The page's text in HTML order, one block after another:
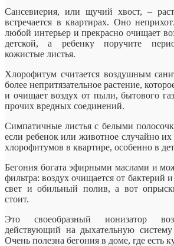
Сансевиерия, или щучий хвост, –
встречается в квартирах. Оно
любой интерьер и прекрасно очищает
детской, а ребенку поручите
кожистые листья.
Хлорофитум считается воздушным
более непритязательное растение,
и очищает воздух от пыли, бытового
прочих вредных соединений.
Симпатичные листья с белыми
если ребенок или животное случайно
хлорофитумов в квартире, особенно в
Бегония богата эфирными маслами и
фильтра: воздух очищается от
свет и обильный полив, а вот
стоит.
Это своеобразный ионизатор
действующий на дыхательную
Очень полезна бегония в доме, где есть